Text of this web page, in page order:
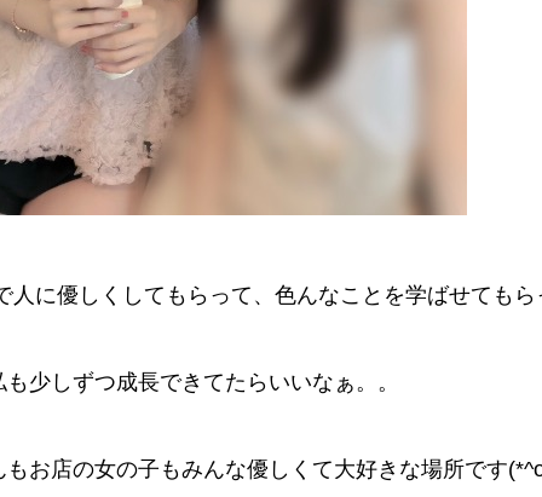
人に優しくしてもらって、色んなことを学ばせてもら
少しずつ成長できてたらいいなぁ。。
もお店の女の子もみんな優しくて大好きな場所です